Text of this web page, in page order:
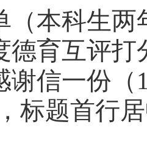
（本科生
德育互评
谢信一份（
标题首行